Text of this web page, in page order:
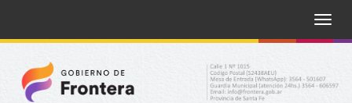
Toggle